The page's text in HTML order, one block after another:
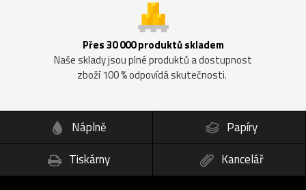
Přes 30 000 produktů skladem
Naše sklady jsou plné produktů a dostupnost
zboží 100 % odpovídá skutečnosti.
Náplně
Papíry
Tiskárny
Kancelář